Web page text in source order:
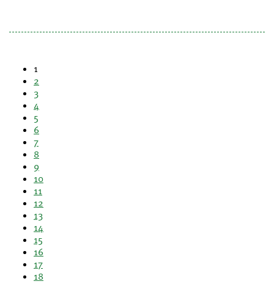
1
2
3
4
5
6
7
8
9
10
11
12
13
14
15
16
17
18